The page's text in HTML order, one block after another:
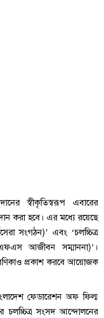
স্বীকৃতিস্বরূপ এবারের
করা হবে। এর মধ্যে রয়েছে
সংগঠন)’ এবং ‘চলচ্চিত্র
আজীবন সম্মাননা)’।
প্রকাশ করবে আয়োজক
ফেডারেশন অফ ফিল্ম
সংসদ আন্দোলনের